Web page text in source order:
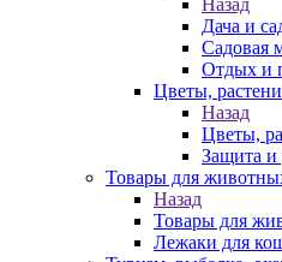
Назад
Дача и
Садовая
Отдых и
Цветы,
Назад
Цветы,
Защита и
Товары для
Назад
Товары для
Лежаки для